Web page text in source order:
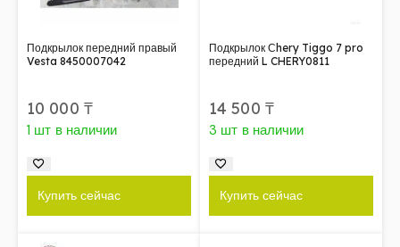
Подкрылок передний правый
Vesta 8450007042
10 000 ₸
1 шт в наличии
Купить сейчас
Подкрылок Сhery Tiggo 7 pro
передний L CHERY0811
14 500 ₸
3 шт в наличии
Купить сейчас